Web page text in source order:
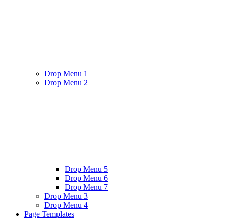
Drop Menu 1
Drop Menu 2
Drop Menu 5
Drop Menu 6
Drop Menu 7
Drop Menu 3
Drop Menu 4
Page Templates